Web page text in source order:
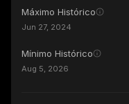
Máximo Histórico
Jun 27, 2024
Mínimo Histórico
Aug 5, 2026